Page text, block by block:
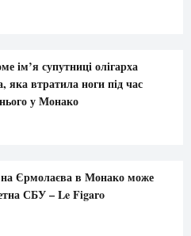
ім’я супутниці олігарха
яка втратила ноги під час
у Монако
Єрмолаєва в Монако може
СБУ – Le Figaro